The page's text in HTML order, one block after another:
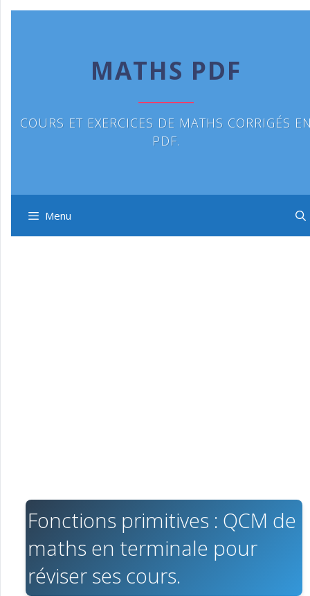
MATHS PDF
COURS ET EXERCICES DE MATHS CORRIGÉS
PDF.
Menu
Fonctions primitives : QCM de
maths en terminale pour
réviser ses cours.